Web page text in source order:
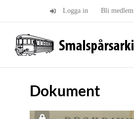
Logga in Bli medlem
Dokument